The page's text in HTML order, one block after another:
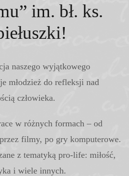
im. bł. ks.
naszego wyjątkowego
młodzież do refleksji nad
człowieka.
w różnych formach – od
filmy, po gry komputerowe.
z tematyką pro-life: miłość,
i wiele innych.